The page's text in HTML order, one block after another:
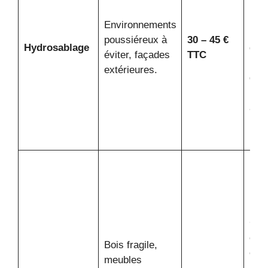
Hydrosablage
Environnements
poussiéreux à
éviter, façades
extérieures.
30 – 45 €
TTC
de
Bois fragile,
meubles